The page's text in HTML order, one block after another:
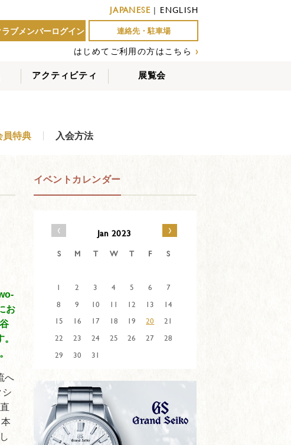
JAPANESE| ENGLISH
ラブメンバーログイン
連絡先・駐車場
はじめてご利用の方はこちら ›
アクティビティ 展覧会
員特典 入会方法
お
へ
シ
イベントカレンダー
‹ Jan 2023 ›
S M T W T F S
1 2 3 4 5 6
7
8
9 10 11 12 13
14
15
16 17 18 19 20
21
22
23 24 25 26 27
28
29
30 31